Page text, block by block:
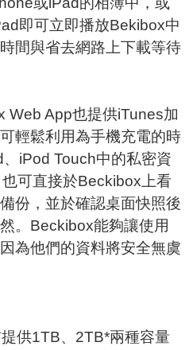
即可立即播放Bekibox中
間與省去網路上下載等待
Web App也提供iTunes加
輕鬆利用為手機充電的時
iPod Touch中的私密資
可直接於Beckibox上看
份，並於確認桌面快照後
。Beckibox能夠讓使用
為他們的資料將安全無虞
供1TB、2TB*兩種容量